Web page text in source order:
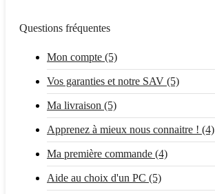
Questions fréquentes
Mon compte (5)
Vos garanties et notre SAV (5)
Ma livraison (5)
Apprenez à mieux nous connaitre ! (4)
Ma première commande (4)
Aide au choix d'un PC (5)